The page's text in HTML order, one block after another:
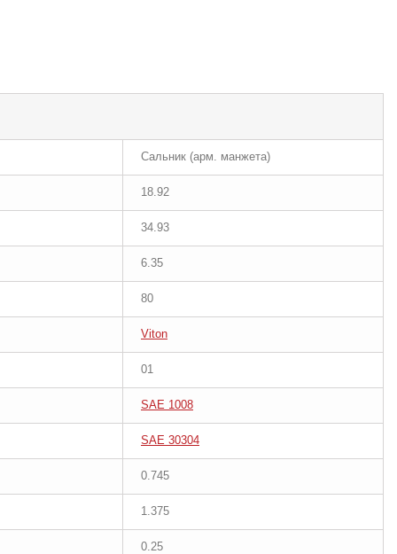
Сальник (арм. манжета)
18.92
34.93
6.35
80
Viton
01
SAE 1008
SAE 30304
0.745
1.375
0.25